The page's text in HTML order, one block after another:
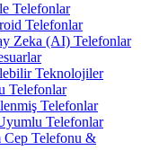
Telefonlar
Telefonlar
Zeka (AI) Telefonlar
Teknolojiler
Telefonlar
Telefonlar
Telefonlar
Cep Telefonu &